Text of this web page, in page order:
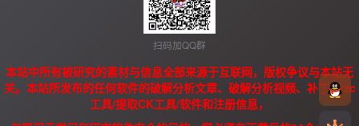
扫码加QQ群
本站中所有被研究的素材与信息全部来源于互联网，版权争议与本站无
关。本站所发布的任何软件的破解分析文章、破解分析视频、补丁、/zc
工具/提取CK工具/软件和注册信息，